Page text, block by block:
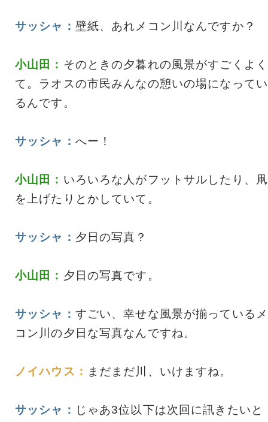
サッシャ： 壁紙、あれメコン川なんですか？
小山田： そのときの夕暮れの風景がすごくよく
て。ラオスの市民みんなの憩いの場になってい
るんです。
サッシャ： へー！
小山田： いろいろな人がフットサルしたり、凧
を上げたりとかしていて。
サッシャ： 夕日の写真？
小山田： 夕日の写真です。
サッシャ： すごい、幸せな風景が揃っているメ
コン川の夕日な写真なんですね。
ノイハウス： まだまだ川、いけますね。
サッシャ： じゃあ3位以下は次回に訊きたいと